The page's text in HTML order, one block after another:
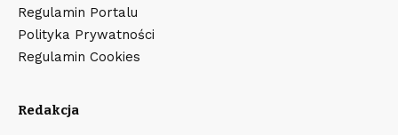
Regulamin Portalu
Polityka Prywatności
Regulamin Cookies
Redakcja